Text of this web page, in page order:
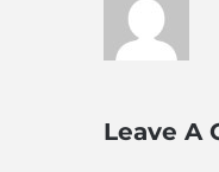
Leave A